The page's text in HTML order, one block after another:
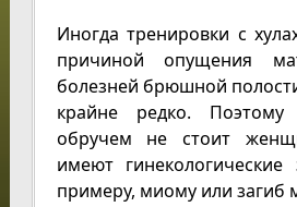
Иногда тренировки с
причиной опущения
болезней брюшной
крайне редко. Поэтому
обручем не стоит
имеют гинекологические
примеру, миому или загиб